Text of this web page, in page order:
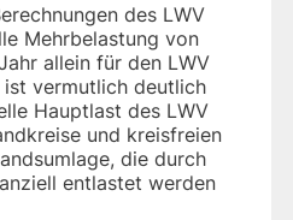
des LWV
Mehrbelastung von
allein für den LWV
ist vermutlich deutlich
Hauptlast des LWV
und kreisfreien
die durch
entlastet werden